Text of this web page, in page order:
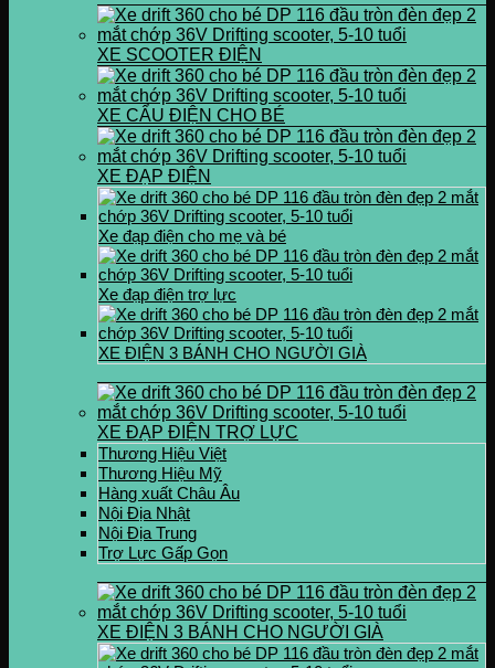
XE SCOOTER ĐIỆN
XE CẨU ĐIỆN CHO BÉ
XE ĐẠP ĐIỆN
Xe đạp điện cho mẹ và bé
Xe đạp điện trợ lực
XE ĐIỆN 3 BÁNH CHO NGƯỜI GIÀ
XE ĐẠP ĐIỆN TRỢ LỰC
Thương Hiệu Việt
Thương Hiệu Mỹ
Hàng xuất Châu Âu
Nội Địa Nhật
Nội Địa Trung
Trợ Lực Gấp Gọn
XE ĐIỆN 3 BÁNH CHO NGƯỜI GIÀ